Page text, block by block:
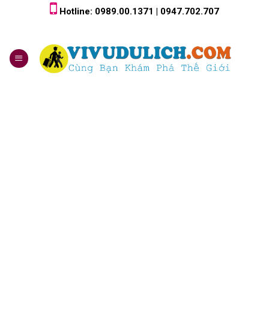
Hotline: 0989.00.1371 | 0947.702.707